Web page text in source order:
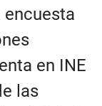
encuesta
en INE
las